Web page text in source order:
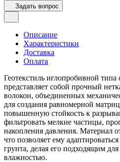
Задать вопрос
Описание
Характеристики
Доставка
Оплата
Геотекстиль иглопробивной типа
представляет собой прочный
волокон, объединенных
для создания равномерной
повышенную стойкость к
фильтровать мелкие частицы,
накопления давления. Материал
что позволяет ему
грунта, делая его подходящим
влажностью.